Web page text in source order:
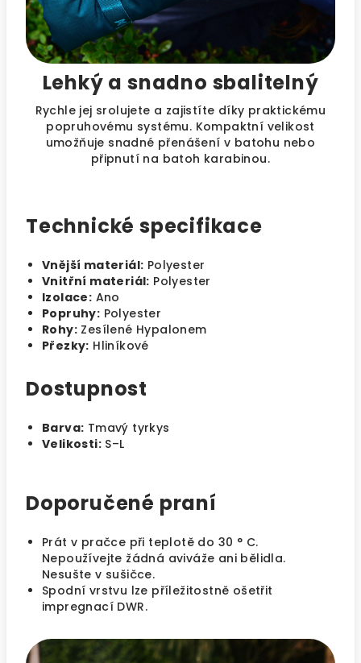
Lehký a snadno sbalitelný
Rychle jej srolujete a zajistíte díky praktickému
popruhovému systému. Kompaktní velikost
umožňuje snadné přenášení v batohu nebo
připnutí na batoh karabinou.
Technické specifikace
Vnější materiál: Polyester
Vnitřní materiál: Polyester
Izolace: Ano
Popruhy: Polyester
Rohy: Zesílené Hypalonem
Přezky: Hliníkové
Dostupnost
Barva: Tmavý tyrkys
Velikosti: S–L
Doporučené praní
Prát v pračce při teplotě do 30 ° C.
Nepoužívejte žádná aviváže ani bělidla.
Nesušte v sušičce.
Spodní vrstvu lze příležitostně ošetřit
impregnací DWR.